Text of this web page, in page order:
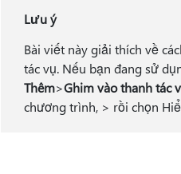
Lưu ý
Bài viết này giải thích về
tác vụ. Nếu bạn đang sử
Thêm>Ghim vào thanh tác
chương trình, > rồi chọn